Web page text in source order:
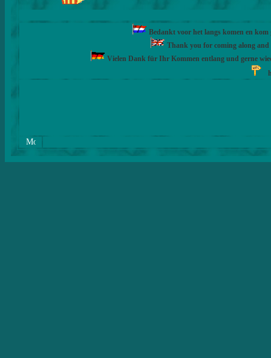
Bedankt voor het langs komen en
Thank you for coming along and
Vielen Dank für Ihr Kommen entlang und gerne